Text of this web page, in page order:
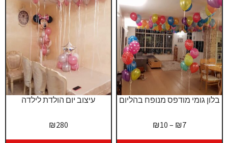
עיצוב יום הולדת לילדה
₪280
בלון גומי מודפס מנופח בהליום
₪7
–
₪10
טווח
מחירים: